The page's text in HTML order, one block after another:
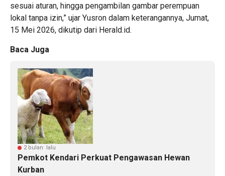
sesuai aturan, hingga pengambilan gambar perempuan
lokal tanpa izin,” ujar Yusron dalam keterangannya, Jumat,
15 Mei 2026, dikutip dari Herald.id.
Baca Juga
2 bulan lalu
Pemkot Kendari Perkuat Pengawasan Hewan
Kurban